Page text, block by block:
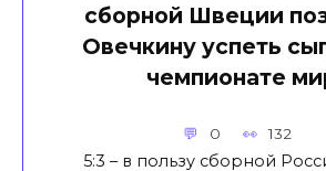
сборной Швеции
Овечкину успеть
чемпионате
0 132
5:3 – в пользу сборной